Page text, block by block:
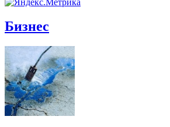
Бизнес